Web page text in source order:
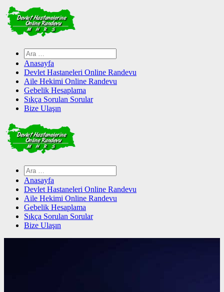
Skip
to
content
Arama:
Anasayfa
Devlet Hastaneleri Online Randevu
Aile Hekimi Online Randevu
Gebelik Hesaplama
Sıkça Sorulan Sorular
Bize Ulaşın
Arama:
Anasayfa
Devlet Hastaneleri Online Randevu
Aile Hekimi Online Randevu
Gebelik Hesaplama
Sıkça Sorulan Sorular
Bize Ulaşın